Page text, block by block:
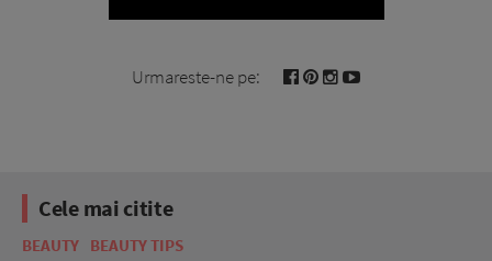
Urmareste-ne pe:
Cele mai citite
BEAUTY BEAUTY TIPS